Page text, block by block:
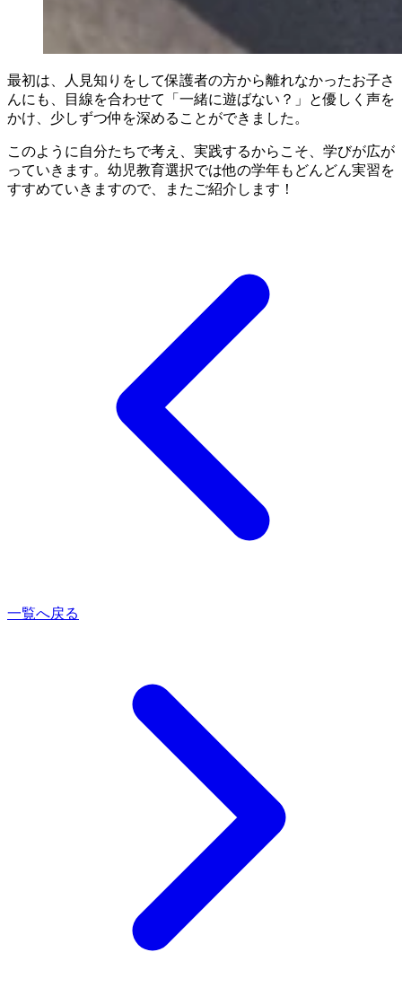
最初は、人見知りをして保護者の方から離れなかったお子さ
んにも、目線を合わせて「一緒に遊ばない？」と優しく声を
かけ、少しずつ仲を深めることができました。
このように自分たちで考え、実践するからこそ、学びが広が
っていきます。幼児教育選択では他の学年もどんどん実習を
すすめていきますので、またご紹介します！
一覧へ戻る